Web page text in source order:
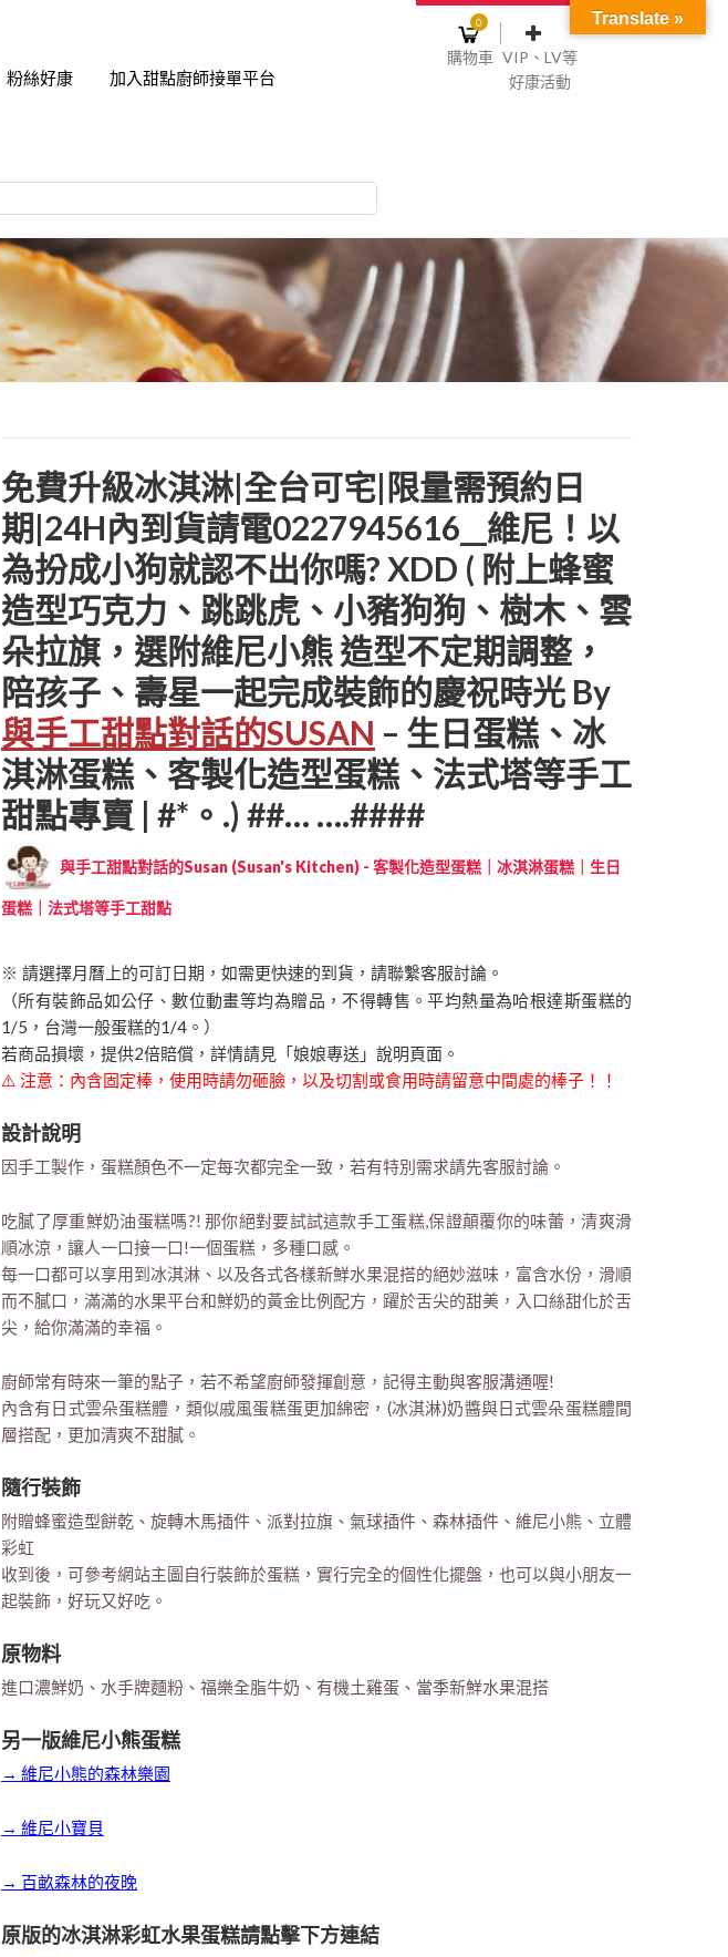
粉絲好康 加入甜點廚師接單平台
0
購物車 VIP、LV等
好康活動
小計:NT$0
密碼
記住我
免費升級冰淇淋|全台可宅|限量需預約日
期|24H內到貨請電0227945616__維尼！以
為扮成小狗就認不出你嗎? XDD ( 附上蜂蜜
造型巧克力、跳跳虎、小豬狗狗、樹木、雲
朵拉旗，選附維尼小熊 造型不定期調整，
陪孩子、壽星一起完成裝飾的慶祝時光 By
與手工甜點對話的SUSAN – 生日蛋糕、冰
淇淋蛋糕、客製化造型蛋糕、法式塔等手工
甜點專賣 | #*。.) ##… ….####
與手工甜點對話的Susan (Susan's Kitchen) - 客製化造型蛋糕｜冰淇淋蛋糕｜生日
蛋糕｜法式塔等手工甜點
※ 請選擇月曆上的可訂日期，如需更快速的到貨，請聯繫客服討論。
（所有裝飾品如公仔、數位動畫等均為贈品，不得轉售。平均熱量為哈根達斯蛋糕的
1/5，台灣一般蛋糕的1/4。）
若商品損壞，提供2倍賠償，詳情請見「娘娘專送」說明頁面。
⚠️ 注意：內含固定棒，使用時請勿砸臉，以及切割或食用時請留意中間處的棒子！！
設計說明
因手工製作，蛋糕顏色不一定每次都完全一致，若有特別需求請先客服討論。
吃膩了厚重鮮奶油蛋糕嗎?! 那你絕對要試試這款手工蛋糕,保證顛覆你的味蕾，清爽滑
順冰涼，讓人一口接一口!一個蛋糕，多種口感。
每一口都可以享用到冰淇淋、以及各式各樣新鮮水果混搭的絕妙滋味，富含水份，滑順
而不膩口，滿滿的水果平台和鮮奶的黃金比例配方，躍於舌尖的甜美，入口絲甜化於舌
尖，給你滿滿的幸福。
廚師常有時來一筆的點子，若不希望廚師發揮創意，記得主動與客服溝通喔!
內含有日式雲朵蛋糕體，類似戚風蛋糕蛋更加綿密，(冰淇淋)奶醬與日式雲朵蛋糕體間
層搭配，更加清爽不甜膩。
隨行裝飾
附贈蜂蜜造型餅乾、旋轉木馬插件、派對拉旗、氣球插件、森林插件、維尼小熊、立體
彩虹
收到後，可參考網站主圖自行裝飾於蛋糕，實行完全的個性化擺盤，也可以與小朋友一
起裝飾，好玩又好吃。
原物料
進口濃鮮奶、水手牌麵粉、福樂全脂牛奶、有機土雞蛋、當季新鮮水果混搭
另一版維尼小熊蛋糕
→ 維尼小熊的森林樂園
→ 維尼小寶貝
→ 百畝森林的夜晚
原版的冰淇淋彩虹水果蛋糕請點擊下方連結
Translate »